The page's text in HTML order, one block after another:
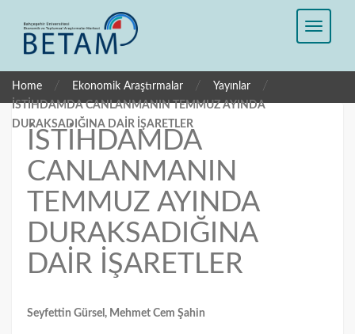
Home / Ekonomik Araştırmalar / Yayınlar /
İSTİHDAMDA CANLANMANIN TEMMUZ AYINDA
DURAKSADIĞINA DAİR İŞARETLER
İSTİHDAMDA
CANLANMANIN
TEMMUZ AYINDA
DURAKSADIĞINA
DAİR İŞARETLER
Seyfettin Gürsel, Mehmet Cem Şahin